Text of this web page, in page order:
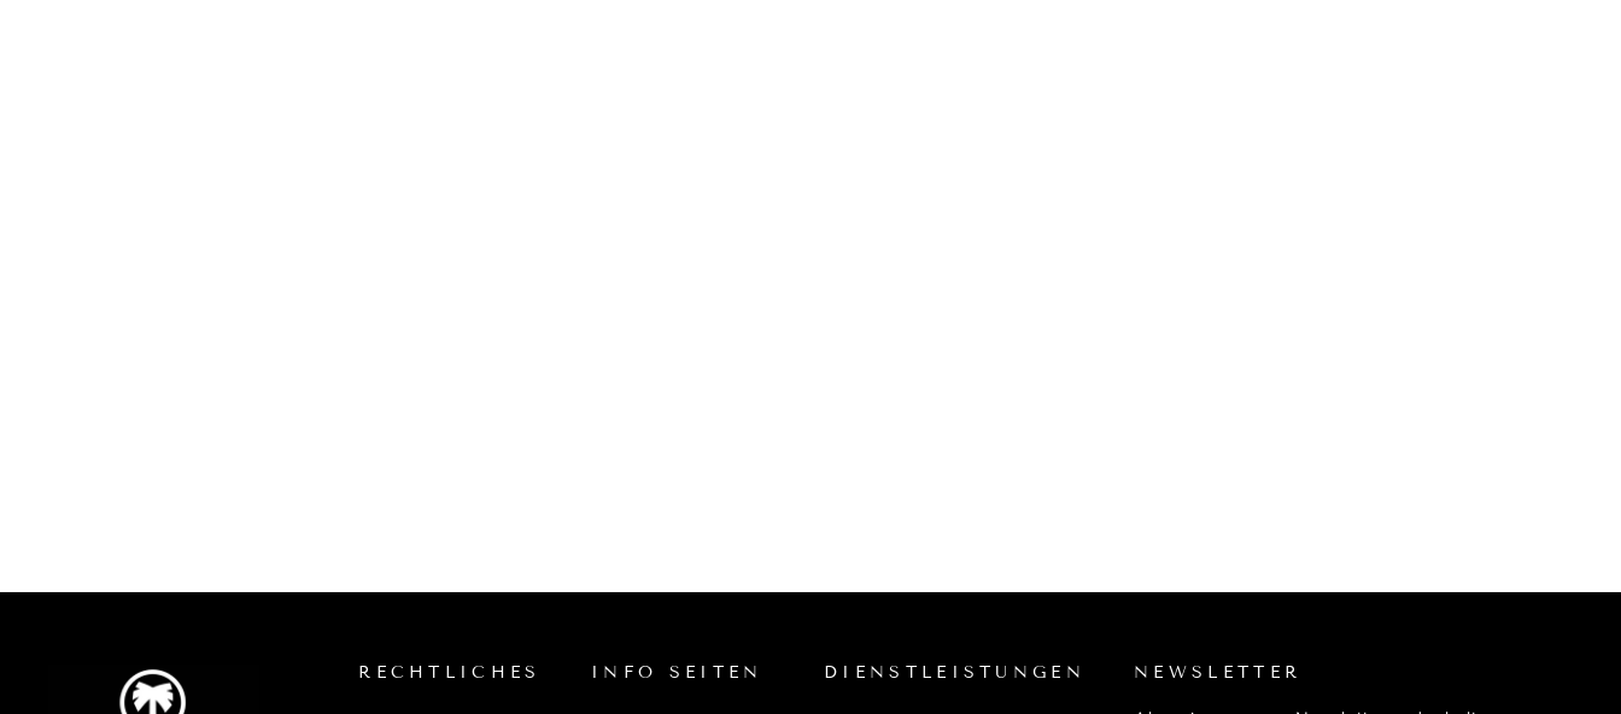
RECHTLICHES INFO SEITEN DIENSTLEISTUNGEN NEWSLETTER